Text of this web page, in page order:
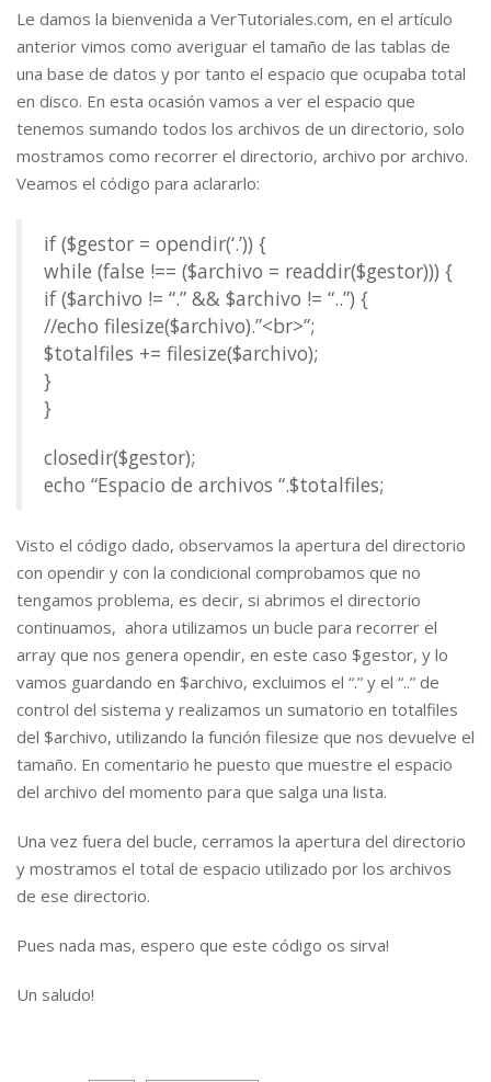
Le damos la bienvenida a VerTutoriales.com, en el artículo
anterior vimos como averiguar el tamaño de las tablas de
una base de datos y por tanto el espacio que ocupaba total
en disco. En esta ocasión vamos a ver el espacio que
tenemos sumando todos los archivos de un directorio, solo
mostramos como recorrer el directorio, archivo por archivo.
Veamos el código para aclararlo:
if ($gestor = opendir(‘.’)) {
while (false !== ($archivo = readdir($gestor))) {
if ($archivo != “.” && $archivo != “..”) {
//echo filesize($archivo).”<br>”;
$totalfiles += filesize($archivo);
}
}
closedir($gestor);
echo “Espacio de archivos “.$totalfiles;
Visto el código dado, observamos la apertura del directorio
con opendir y con la condicional comprobamos que no
tengamos problema, es decir, si abrimos el directorio
continuamos, ahora utilizamos un bucle para recorrer el
array que nos genera opendir, en este caso $gestor, y lo
vamos guardando en $archivo, excluimos el “.” y el “..” de
control del sistema y realizamos un sumatorio en totalfiles
del $archivo, utilizando la función filesize que nos devuelve el
tamaño. En comentario he puesto que muestre el espacio
del archivo del momento para que salga una lista.
Una vez fuera del bucle, cerramos la apertura del directorio
y mostramos el total de espacio utilizado por los archivos
de ese directorio.
Pues nada mas, espero que este código os sirva!
Un saludo!